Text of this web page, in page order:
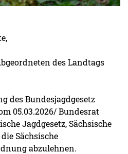
des Landtags
des Bundesjagdgesetz
05.03.2026/ Bundesrat
Jagdgesetz, Sächsische
Sächsische
abzulehnen.